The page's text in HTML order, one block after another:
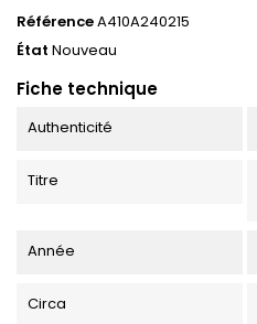
RéférenceA410A240215
État Nouveau
Fiche technique
Authenticité
Titre
Année
Circa